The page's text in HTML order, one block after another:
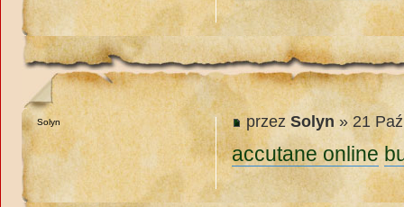
przezSolyn » 21
accutane online
Solyn